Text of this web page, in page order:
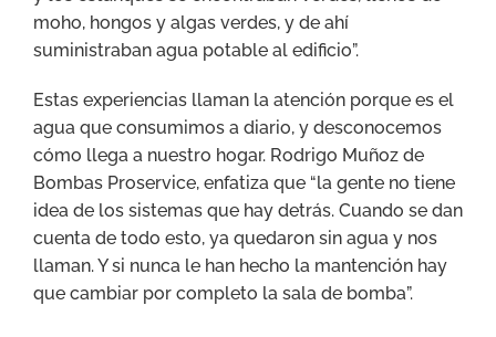
moho, hongos y algas verdes, y de ahí
suministraban agua potable al edificio”.
Estas experiencias llaman la atención porque es el
agua que consumimos a diario, y desconocemos
cómo llega a nuestro hogar. Rodrigo Muñoz de
Bombas Proservice, enfatiza que “la gente no tiene
idea de los sistemas que hay detrás. Cuando se dan
cuenta de todo esto, ya quedaron sin agua y nos
llaman. Y si nunca le han hecho la mantención hay
que cambiar por completo la sala de bomba”.